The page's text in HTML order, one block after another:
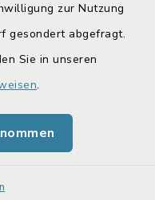
zur Nutzung
gesondert abgefragt.
Sie in unseren
.